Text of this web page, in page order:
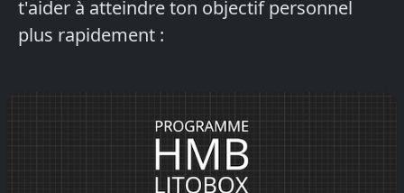
t'aider à atteindre ton objectif personnel
plus rapidement :